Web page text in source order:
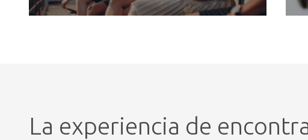
La experiencia de